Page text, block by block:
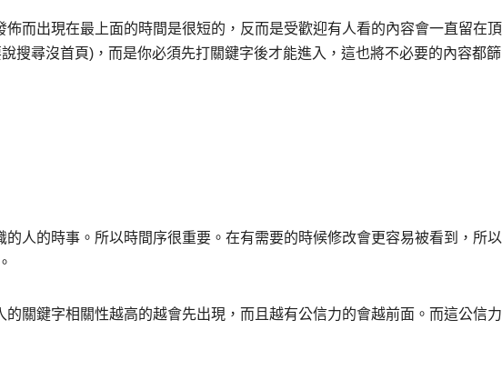
而出現在最上面的時間是很短的，反而是受歡迎有人看的內容會一直留在頂
搜尋沒首頁)，而是你必須先打關鍵字後才能進入，這也將不必要的內容都篩
人的時事。所以時間序很重要。在有需要的時候修改會更容易被看到，所以
關鍵字相關性越高的越會先出現，而且越有公信力的會越前面。而這公信力